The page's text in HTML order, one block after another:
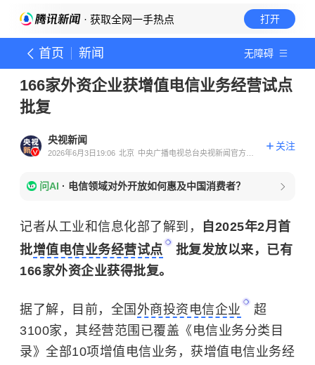
· 获取全网一手热点 打开
首页 新闻 无障碍
166家外资企业获增值电信业务经营试点
批复
央视新闻
2026年6月3日19:06 北京 中央广播电视总台央视新闻官方账
关注
问AI · 电信领域对外开放如何惠及中国消费者？
记者从工业和信息化部了解到，
自2025年2月首
批增值电信业务经营试点
批复发放以来，已有
166家外资企业获得批复。
据了解，目前，全国 外商投资电信企业
超
3100家，其经营范围已覆盖《电信业务分类目
录》全部10项增值电信业务，获增值电信业务经